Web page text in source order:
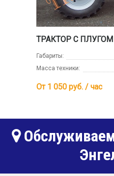
ТРАКТОР С ПЛУГОМ
Габариты:
Масса техники:
От 1 050 руб. / час